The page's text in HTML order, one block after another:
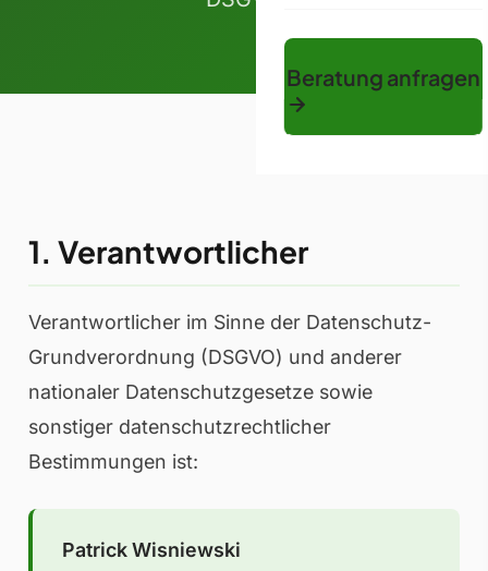
Beratung anfragen
1. Verantwortlicher
Verantwortlicher im Sinne der Datenschutz-
Grundverordnung (DSGVO) und anderer
nationaler Datenschutzgesetze sowie
sonstiger datenschutzrechtlicher
Bestimmungen ist:
Patrick Wisniewski